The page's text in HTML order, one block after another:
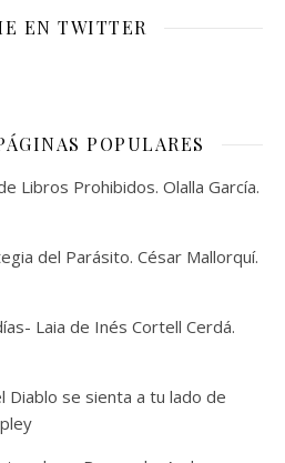
EN TWITTER
POPULARES
Libros Prohibidos. Olalla García.
del Parásito. César Mallorquí.
Laia de Inés Cortell Cerdá.
Diablo se sienta a tu lado de